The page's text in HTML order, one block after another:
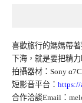
喜歡旅行的媽媽帶
下海，就是要把精
拍攝器材：Sony
短影音平台： https://
合作洽談Email：